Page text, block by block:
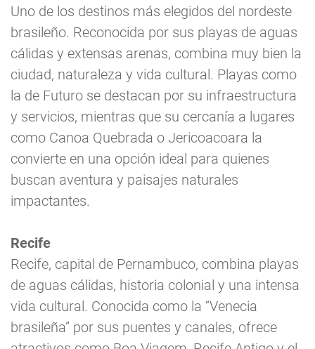
Uno de los destinos más elegidos del nordeste
brasileño. Reconocida por sus playas de aguas
cálidas y extensas arenas, combina muy bien la
ciudad, naturaleza y vida cultural. Playas como
la de Futuro se destacan por su infraestructura
y servicios, mientras que su cercanía a lugares
como Canoa Quebrada o Jericoacoara la
convierte en una opción ideal para quienes
buscan aventura y paisajes naturales
impactantes.
Recife
Recife, capital de Pernambuco, combina playas
de aguas cálidas, historia colonial y una intensa
vida cultural. Conocida como la “Venecia
brasileña” por sus puentes y canales, ofrece